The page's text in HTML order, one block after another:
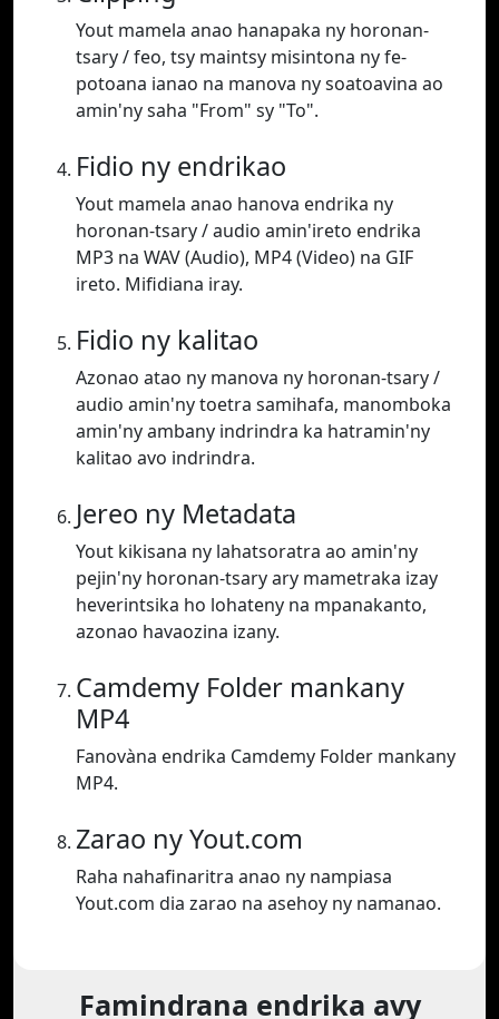
Yout mamela anao hanapaka ny horonan-
tsary / feo, tsy maintsy misintona ny fe-
potoana ianao na manova ny soatoavina ao
amin'ny saha "From" sy "To".
Fidio ny endrikao
Yout mamela anao hanova endrika ny
horonan-tsary / audio amin'ireto endrika
MP3 na WAV (Audio), MP4 (Video) na GIF
ireto. Mifidiana iray.
Fidio ny kalitao
Azonao atao ny manova ny horonan-tsary /
audio amin'ny toetra samihafa, manomboka
amin'ny ambany indrindra ka hatramin'ny
kalitao avo indrindra.
Jereo ny Metadata
Yout kikisana ny lahatsoratra ao amin'ny
pejin'ny horonan-tsary ary mametraka izay
heverintsika ho lohateny na mpanakanto,
azonao havaozina izany.
Camdemy Folder mankany
MP4
Fanovàna endrika Camdemy Folder mankany
MP4.
Zarao ny Yout.com
Raha nahafinaritra anao ny nampiasa
Yout.com dia zarao na asehoy ny namanao.
Famindrana endrika avy